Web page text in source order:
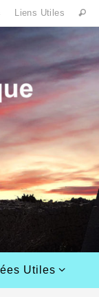
Liens Utiles
Utiles